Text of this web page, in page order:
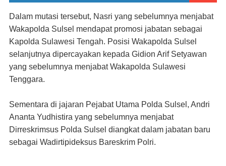
Dalam mutasi tersebut, Nasri yang sebelumnya menjabat
Wakapolda Sulsel mendapat promosi jabatan sebagai
Kapolda Sulawesi Tengah. Posisi Wakapolda Sulsel
selanjutnya dipercayakan kepada Gidion Arif Setyawan
yang sebelumnya menjabat Wakapolda Sulawesi
Tenggara.
Sementara di jajaran Pejabat Utama Polda Sulsel, Andri
Ananta Yudhistira yang sebelumnya menjabat
Dirreskrimsus Polda Sulsel diangkat dalam jabatan baru
sebagai Wadirtipideksus Bareskrim Polri.